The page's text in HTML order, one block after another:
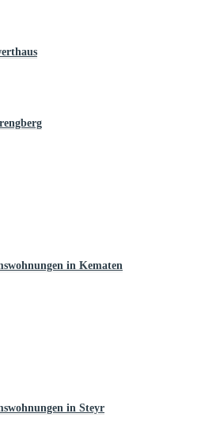
in Kematen
in Steyr